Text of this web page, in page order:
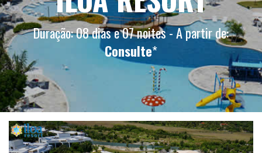
Duração: 08 dias e 07 noites - A partir de:
Consulte*